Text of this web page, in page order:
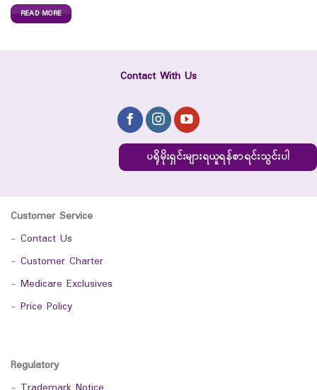
READ MORE
Contact With Us
ပရိုမိုးရှင်းများရယူရန်စာရင်းသွင်းပါ
Customer Service
- Contact Us
- Customer Charter
- Medicare Exclusives
- Price Policy
Regulatory